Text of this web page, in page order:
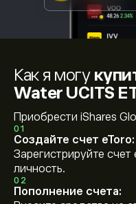
Как я могу
Water UCITS
Приобрести iShares
01
Создайте счет eToro:
Зарегистрируйте
личность.
02
Пополнение счета: